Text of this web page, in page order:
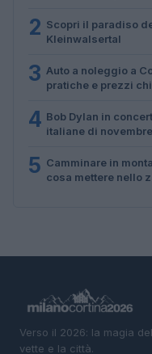
2 Scopri il paradiso
Kleinwalsertal
3 Auto a noleggio a
pratiche e prezzi
4 Bob Dylan in
italiane di
5 Camminare in
cosa mettere nello
Verso il 2026: la magia
vette e la città.